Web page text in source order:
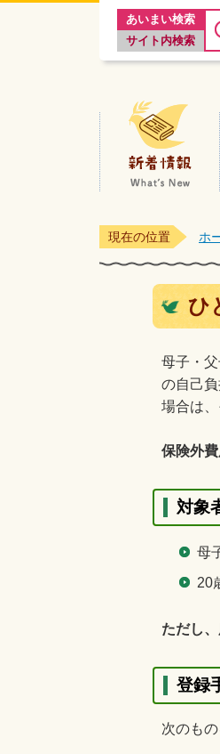
あいまい検索
サイト内検索
現在の位置 ホ
ひ
母子・
の自己
場合は
保険外
対象
母
20
ただし
登録
次のも